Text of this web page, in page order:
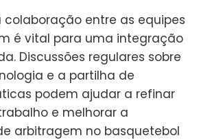
colaboração entre as equipes
é vital para uma integração
Discussões regulares sobre
e a partilha de
podem ajudar a refinar
e melhorar a
arbitragem no basquetebol